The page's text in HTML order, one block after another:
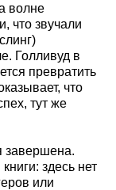
волне
что звучали
Голливуд в
превратить
что
тут же
завершена.
здесь нет
или